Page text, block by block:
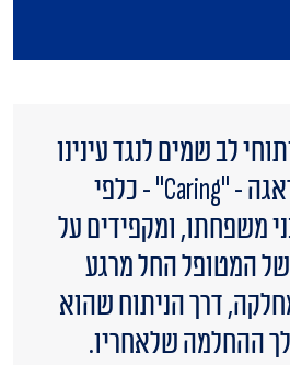
לב שמים לנגד עינינו
את ערך הדאגה - "Caring" - כלפי
משפחתו, ומקפידים על
של המטופל החל מרגע
דרך הניתוח שהוא
ההחלמה שלאחריו.